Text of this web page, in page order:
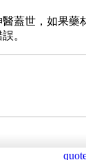
蓋世，如果藥
。